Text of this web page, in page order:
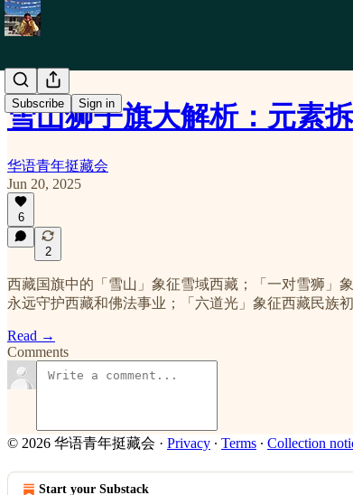
Subscribe Sign in
雪山狮子旗大解析：元素
华语青年挺藏会
Jun 20, 2025
6
2
西藏国旗中的「雪山」象征雪域西藏；「一对雪狮」
永远守护西藏和佛法事业；「六道光」象征西藏民族
Read →
Comments
© 2026 华语青年挺藏会 · Privacy ∙ Terms ∙ Collection
Start your Substack